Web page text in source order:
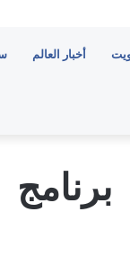
أخبار العالم
برنامج